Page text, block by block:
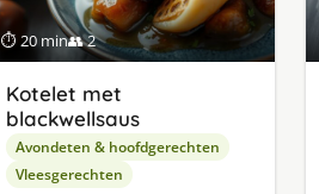
⏱ 20 min👥 2
Kotelet met
blackwellsaus
Avondeten & hoofdgerechten
Vleesgerechten